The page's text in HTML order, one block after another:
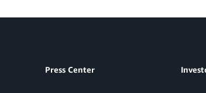
Press Center